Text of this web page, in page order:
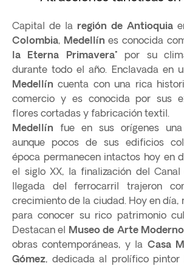
Capital de la región de Antioquia
Colombia, Medellín es conocida
la Eterna Primavera" por su
durante todo el año. Enclavada en
Medellín cuenta con una rica
comercio y es conocida por sus
flores cortadas y fabricación textil.
Medellín fue en sus orígenes
aunque pocos de sus edificios
época permanecen intactos hoy en
el siglo XX, la finalización del
llegada del ferrocarril trajeron
crecimiento de la ciudad. Hoy en día,
para conocer su rico patrimonio
Destacan el Museo de Arte Moderno
obras contemporáneas, y la Casa
Gómez, dedicada al prolífico